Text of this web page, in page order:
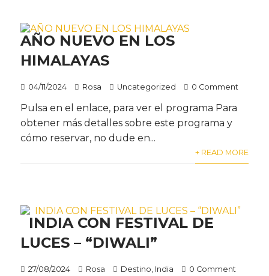
AÑO NUEVO EN LOS
HIMALAYAS
04/11/2024 Rosa Uncategorized 0 Comment
Pulsa en el enlace, para ver el programa Para
obtener más detalles sobre este programa y
cómo reservar, no dude en...
+ READ MORE
INDIA CON FESTIVAL DE
LUCES – “DIWALI”
27/08/2024 Rosa Destino India 0 Comment